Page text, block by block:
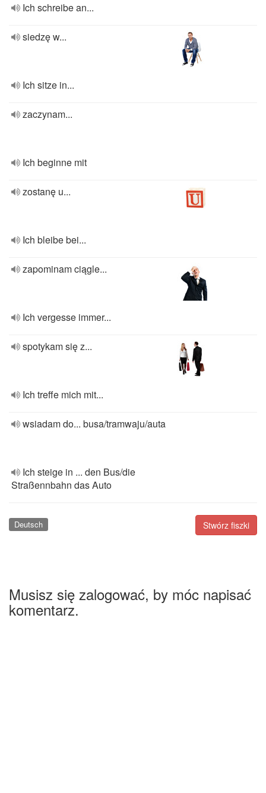
Ich schreibe an...
siedzę w...
Ich sitze in...
zaczynam...
Ich beginne mit
zostanę u...
Ich bleibe bei...
zapominam ciągle...
Ich vergesse immer...
spotykam się z...
Ich treffe mich mit...
wsiadam do... busa/tramwaju/auta
Ich steige in ... den Bus/die
Straßennbahn das Auto
Stwórz fiszki
Deutsch
Musisz się zalogować, by móc napisać
komentarz.